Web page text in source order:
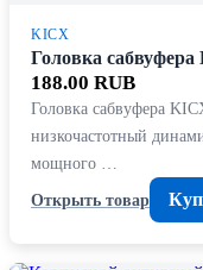
KICX
Головка
188.00 RUB
Головка сабвуфера
низкочастотный
мощного …
Открыть товар